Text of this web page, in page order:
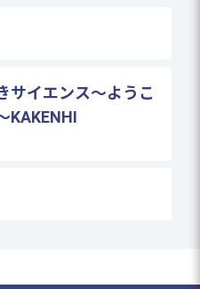
サイエンス～ようこ
KAKENHI